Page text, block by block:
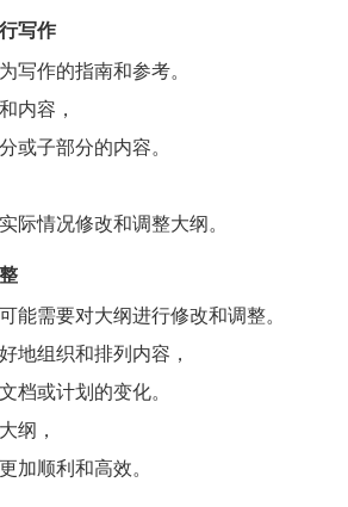
写作
写作的指南和参考。
内容，
或子部分的内容。
际情况修改和调整大纲。
能需要对大纲进行修改和调整。
地组织和排列内容，
档或计划的变化。
纲，
加顺利和高效。